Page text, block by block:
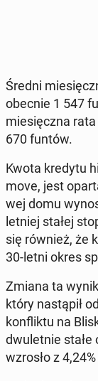
Średni
obecnie 1 547
mie­sięcz­na
670 funtów.
Kwota kredytu
mo­ve, jest
wej domu
let­niej stałej
się również, że
30-letni okres
Zmiana ta
który na­stą­pił
kon­flik­tu na
dwu­let­nie
wzrosło z